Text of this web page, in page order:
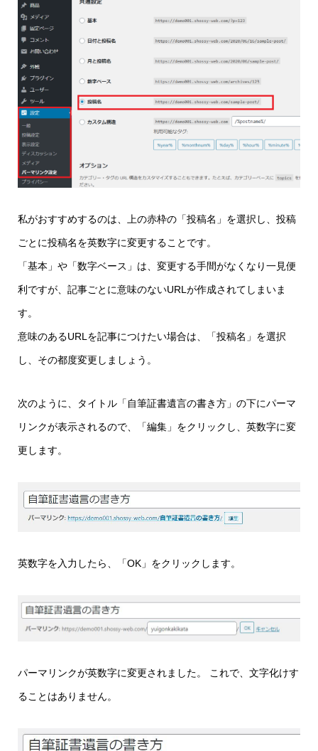
私がおすすめするのは、上の赤枠の「投稿名」を選択し、投稿
ごとに投稿名を英数字に変更することです。
「基本」や「数字ベース」は、変更する手間がなくなり一見便
利ですが、記事ごとに意味のないURLが作成されてしまいま
す。
意味のあるURLを記事につけたい場合は、「投稿名」を選択
し、その都度変更しましょう。
次のように、タイトル「自筆証書遺言の書き方」の下にパーマ
リンクが表示されるので、「編集」をクリックし、英数字に変
更します。
英数字を入力したら、「OK」をクリックします。
パーマリンクが英数字に変更されました。 これで、文字化けす
ることはありません。